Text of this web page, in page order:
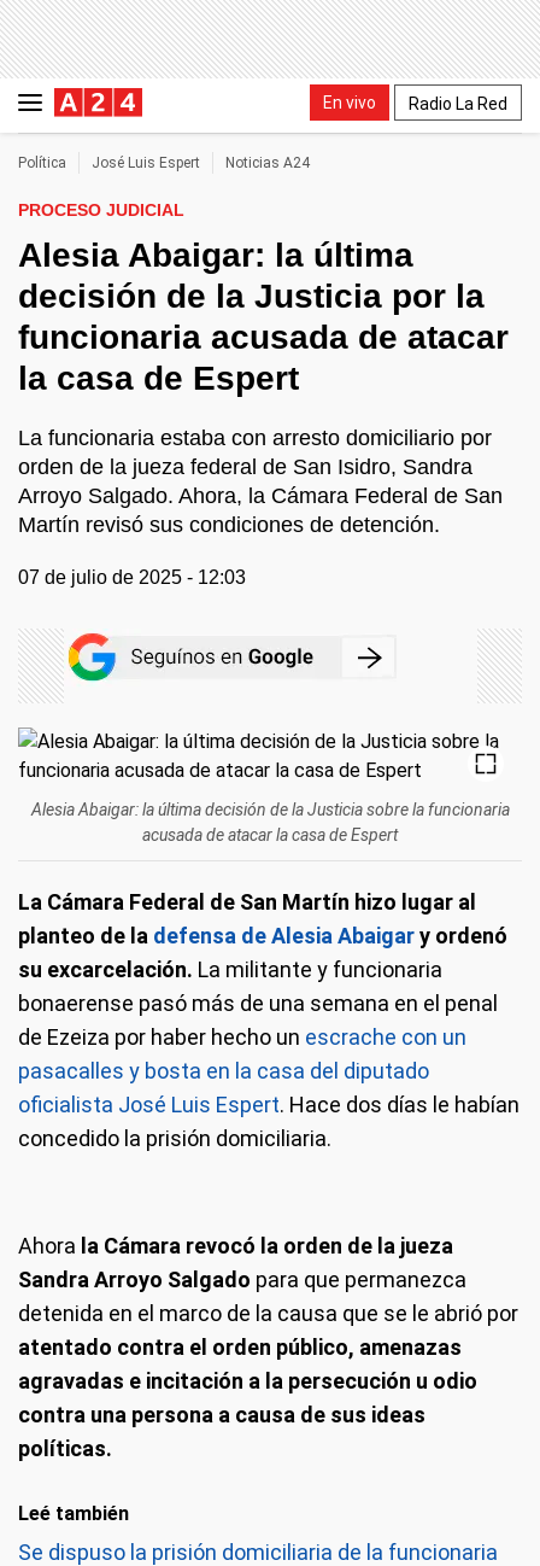
En vivo Radio La Red
Política José Luis Espert Noticias A24
PROCESO JUDICIAL
Alesia Abaigar: la última
decisión de la Justicia por la
funcionaria acusada de atacar
la casa de Espert
La funcionaria estaba con arresto domiciliario por
orden de la jueza federal de San Isidro, Sandra
Arroyo Salgado. Ahora, la Cámara Federal de San
Martín revisó sus condiciones de detención.
07 de julio de 2025 - 12:03
Alesia Abaigar: la última decisión de la Justicia sobre la funcionaria
acusada de atacar la casa de Espert
La Cámara Federal de San Martín hizo lugar al
planteo de la defensa de Alesia Abaigary ordenó
su excarcelación. La militante y funcionaria
bonaerense pasó más de una semana en el penal
de Ezeiza por haber hecho un escrache con un
pasacalles y bosta en la casa del diputado
oficialista José Luis Espert. Hace dos días le habían
concedido la prisión domiciliaria.
Ahora la Cámara revocó la orden de la jueza
Sandra Arroyo Salgado para que permanezca
detenida en el marco de la causa que se le abrió por
atentado contra el orden público, amenazas
agravadas e incitación a la persecución u odio
contra una persona a causa de sus ideas
políticas.
Leé también
Se dispuso la prisión domiciliaria de la funcionaria